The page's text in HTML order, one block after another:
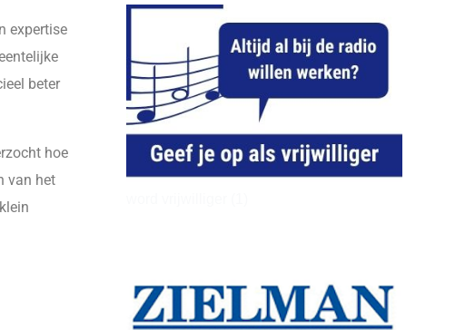
expertise
beter
hoe
van het